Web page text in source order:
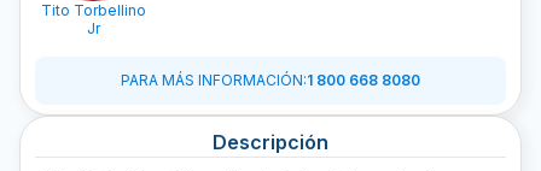
Tito Torbellino
Jr
PARA MÁS INFORMACIÓN:1 800 668 8080
Descripción